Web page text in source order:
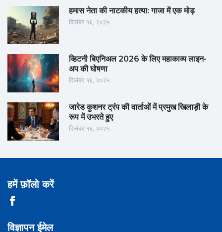
हमास नेता की नाटकीय हत्या: गाजा में एक मोड़
दिसंबर १६, २०२५
व्हिटनी बिएनिअल 2026 के लिए महाकाव्य लाइन-
अप की घोषणा
दिसंबर १६, २०२५
जारेड कुशनर ट्रंप की वार्ताओं में प्रमुख खिलाड़ी के
रूप में उभरते हुए
दिसंबर १६, २०२५
हमें फ़ॉलो करें
विज्ञापन ईमेल